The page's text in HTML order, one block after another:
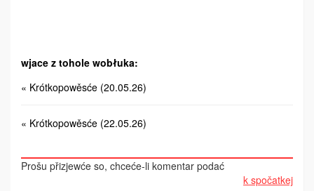
wjace z tohole wobłuka:
« Krótkopowěsće (20.05.26)
« Krótkopowěsće (22.05.26)
Prošu přizjewće so, chceće-li komentar podać
k spočatkej